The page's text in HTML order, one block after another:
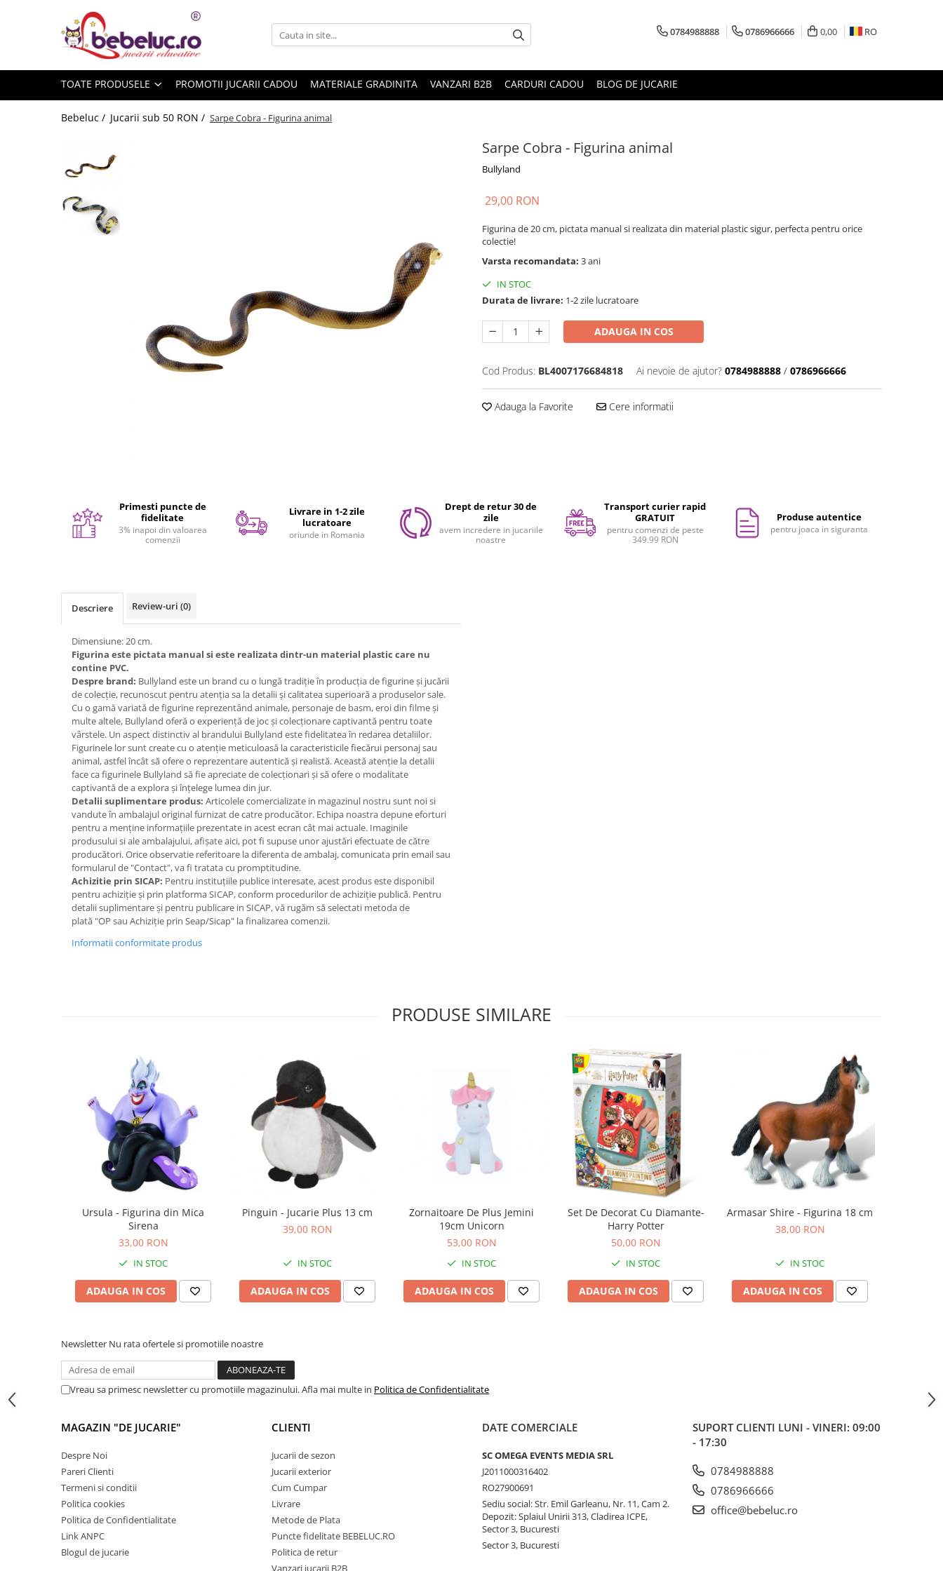
Toate Produsele
Set constructie copii
Cuburi de construit
Organele Corpului Uman
Banc de lucru pentru copii
Papusi de mana
Papusi si Bebelusi Reborn
Animale de jucarie
Jucarii cu Dinozauri
Figurine cu animale domestice
Jucarii Montessori
Nevoi speciale si sindrom Down
Jucarii cu alfabet
Jucarii cu cifre
Seturi Numberblocks
Jucarii de motricitate
Jucarii fructe si legume
Puzzle incastru
Puzzle de podea
Jucarii motrice pentru bebelusi
Saltele de activitati pentru bebe
Jucarii muzicale bebelusi
Jocuri de societate
Jocuri cu litere
Jocuri cu numere
Jocuri de carti
Jocuri interactive
Jocuri de podea
Carti pe alese
Carti pentru copii 1 an
Carti pentru copii 2 ani
Carti pentru copii 3 ani
Carti pentru copii 4 ani
Carti pentru copii 5 ani
Carti pentru copii 6 ani
Carti pentru copii 8 ani
0784988888 0786966666 0,00 RO
TOATE PRODUSELE PROMOTII JUCARII CADOU MATERIALE GRADINITA VANZARI B2B CARDURI CADOU BLOG DE JUCARIE
Bebeluc / Jucarii sub 50 RON / Sarpe Cobra - Figurina animal
Sarpe Cobra - Figurina animal
Bullyland
29,00 RON
Figurina de 20 cm, pictata manual si realizata din material plastic sigur, perfecta pentru orice
colectie!
Varsta recomandata: 3 ani
IN STOC
Durata de livrare: 1-2 zile lucratoare
ADAUGA IN COS
Cod Produs: BL4007176684818 Ai nevoie de ajutor? 0784988888 / 0786966666
Adauga la Favorite Cere informatii
Primesti puncte de
fidelitate
3% inapoi din valoarea
comenzii
Livrare in 1-2 zile
lucratoare
oriunde in Romania
Drept de retur 30 de
zile
avem incredere in jucariile
noastre
Transport curier rapid
GRATUIT
pentru comenzi de peste
349.99 RON
Produse autentice
pentru joaca in siguranta
Descriere Review-uri (0)
Dimensiune: 20 cm.
Figurina este pictata manual si este realizata dintr-un material plastic care nu
contine PVC.
Despre brand: Bullyland este un brand cu o lungă tradiție în producția de figurine și jucării
de colecție, recunoscut pentru atenția sa la detalii și calitatea superioară a produselor sale.
Cu o gamă variată de figurine reprezentând animale, personaje de basm, eroi din filme și
multe altele, Bullyland oferă o experiență de joc și colecționare captivantă pentru toate
vârstele. Un aspect distinctiv al brandului Bullyland este fidelitatea în redarea detaliilor.
Figurinele lor sunt create cu o atenție meticuloasă la caracteristicile fiecărui personaj sau
animal, astfel încât să ofere o reprezentare autentică și realistă. Această atenție la detalii
face ca figurinele Bullyland să fie apreciate de colecționari și să ofere o modalitate
captivantă de a explora și înțelege lumea din jur.
Detalii suplimentare produs: Articolele comercializate in magazinul nostru sunt noi si
vandute în ambalajul original furnizat de catre producător. Echipa noastra depune eforturi
pentru a menține informațiile prezentate in acest ecran cât mai actuale. Imaginile
produsului si ale ambalajului, afișate aici, pot fi supuse unor ajustări efectuate de către
producători. Orice observatie referitoare la diferenta de ambalaj, comunicata prin email sau
formularul de "Contact", va fi tratata cu promptitudine.
Achizitie prin SICAP: Pentru instituțiile publice interesate, acest produs este disponibil
pentru achiziție și prin platforma SICAP, conform procedurilor de achiziție publică. Pentru
detalii suplimentare și pentru publicare in SICAP, vă rugăm să selectati metoda de
plată "OP sau Achiziție prin Seap/Sicap" la finalizarea comenzii.
Informatii conformitate produs
PRODUSE SIMILARE
Ursula - Figurina din Mica
Sirena
33,00 RON
IN STOC
ADAUGA IN COS
Pinguin - Jucarie Plus 13 cm
39,00 RON
IN STOC
ADAUGA IN COS
Zornaitoare De Plus Jemini
19cm Unicorn
53,00 RON
IN STOC
ADAUGA IN COS
Set De Decorat Cu Diamante-
Harry Potter
50,00 RON
IN STOC
ADAUGA IN COS
Armasar Shire - Figurina 18 cm
38,00 RON
IN STOC
ADAUGA IN COS
Newsletter Nu rata ofertele si promotiile noastre
Vreau sa primesc newsletter cu promotiile magazinului. Afla mai multe in Politica de Confidentialitate
MAGAZIN "DE JUCARIE"
Despre Noi
Pareri Clienti
Termeni si conditii
Politica cookies
Politica de Confidentialitate
Link ANPC
Blogul de jucarie
CLIENTI
Jucarii de sezon
Jucarii exterior
Cum Cumpar
Livrare
Metode de Plata
Puncte fidelitate BEBELUC.RO
Politica de retur
Vanzari jucarii B2B
DATE COMERCIALE
SC OMEGA EVENTS MEDIA SRL
J2011000316402
RO27900691
Sediu social: Str. Emil Garleanu, Nr. 11, Cam 2.
Depozit: Splaiul Unirii 313, Cladirea ICPE,
Sector 3, Bucuresti
Sector 3, Bucuresti
SUPORT CLIENTI LUNI - VINERI: 09:00
- 17:30
0784988888
0786966666
office@bebeluc.ro